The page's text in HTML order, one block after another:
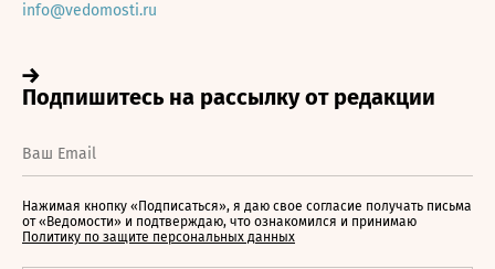
info@vedomosti.ru
Нажимая кнопку «Подписаться», я даю свое согласие получать письма
от «Ведомости» и подтверждаю, что ознакомился и принимаю
Политику по защите персональных данных